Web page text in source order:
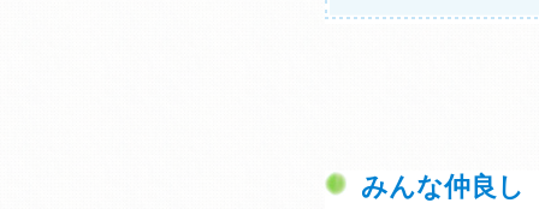
みんな仲良し